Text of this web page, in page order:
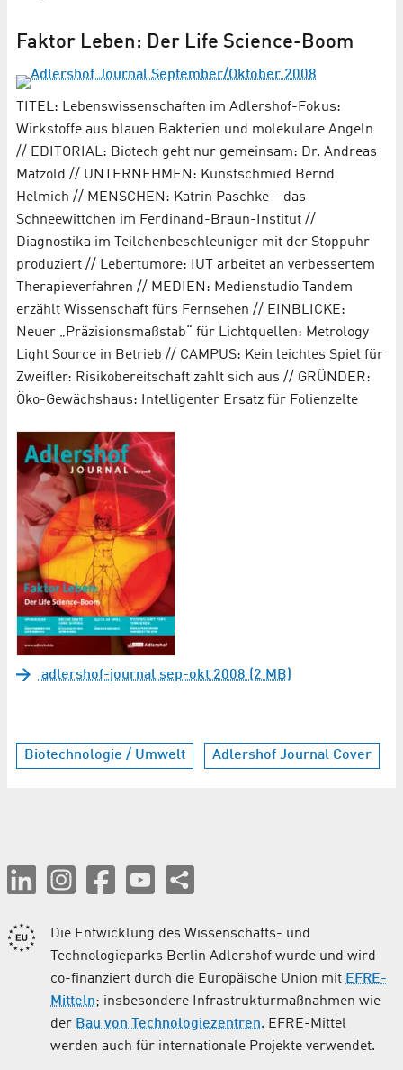
Faktor Leben: Der Life Science-Boom
TITEL: Lebenswissenschaften im Adlershof-Fokus:
Wirkstoffe aus blauen Bakterien und molekulare Angeln
// EDITORIAL: Biotech geht nur gemeinsam: Dr. Andreas
Mätzold // UNTERNEHMEN: Kunstschmied Bernd
Helmich // MENSCHEN: Katrin Paschke – das
Schneewittchen im Ferdinand-Braun-Institut //
Diagnostika im Teilchenbeschleuniger mit der Stoppuhr
produziert // Lebertumore: IUT arbeitet an verbessertem
Therapieverfahren // MEDIEN: Medienstudio Tandem
erzählt Wissenschaft fürs Fernsehen // EINBLICKE:
Neuer „Präzisionsmaßstab“ für Lichtquellen: Metrology
Light Source in Betrieb // CAMPUS: Kein leichtes Spiel für
Zweifler: Risikobereitschaft zahlt sich aus // GRÜNDER:
Öko-Gewächshaus: Intelligenter Ersatz für Folienzelte
adlershof-journal sep-okt 2008 (2 MB)
Biotechnologie / Umwelt Adlershof Journal Cover
Die Entwicklung des Wissenschafts- und
Technologieparks Berlin Adlershof wurde und wird
co-finanziert durch die Europäische Union mit EFRE-
Mitteln; insbesondere Infrastrukturmaßnahmen wie
der Bau von Technologiezentren. EFRE-Mittel
werden auch für internationale Projekte verwendet.